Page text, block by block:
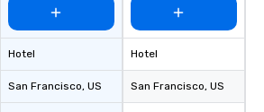
Hotel
San Francisco, US
Hotel
San Francisco, US